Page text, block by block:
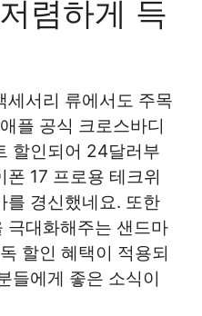
렴하게 득
세서리 류에서도 주목
플 공식 크로스바디
할인되어 24달러부
17 프로용 테크위
를 경신했네요. 또한
극대화해주는 샌드마
할인 혜택이 적용되
들에게 좋은 소식이